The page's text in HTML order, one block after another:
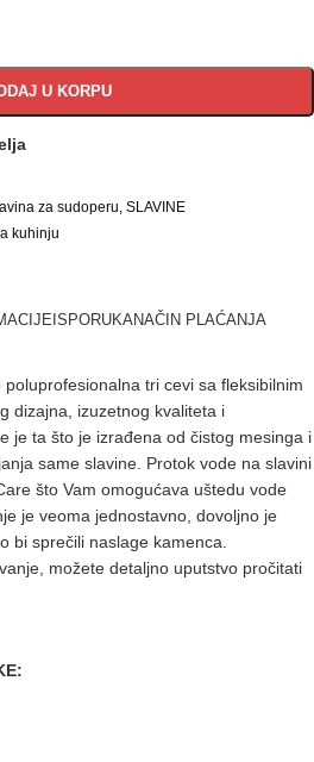
U KORPU
za sudoperu, SLAVINE
kuhinju
ISPORUKANAČIN PLAĆANJA
tri cevi sa fleksibilnim
dizajna, izuzetnog kvaliteta i
je ta što je izrađena od čistog mesinga i
same slavine. Protok vode na slavini
što Vam omogućava uštedu vode
je veoma jednostavno, dovoljno je
bi sprečili naslage kamenca.
možete detaljno uputstvo pročitati